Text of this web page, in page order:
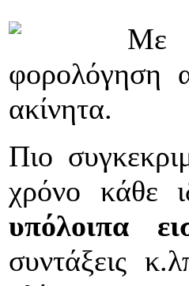
Με
φορολόγηση
ακίνητα.
Πιο
χρόνο κάθε
υπόλοιπα
συντάξεις